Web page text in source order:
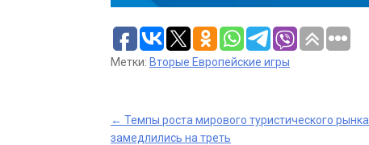
Метки: Вторые Европейские игры
Post
← Темпы роста мирового туристического рынка
замедлились на треть